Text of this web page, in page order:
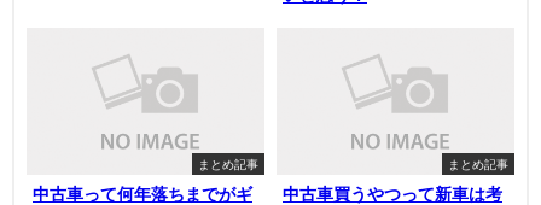
まとめ記事
中古車って何年落ちまでがギ
まとめ記事
中古車買うやつって新車は考